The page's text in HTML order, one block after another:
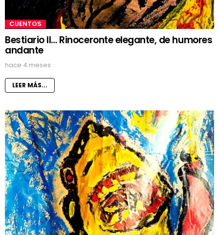
CUENTOS
Bestiario II… Rinoceronte elegante, de humores
andante
hace 4 meses
LEER MÁS...